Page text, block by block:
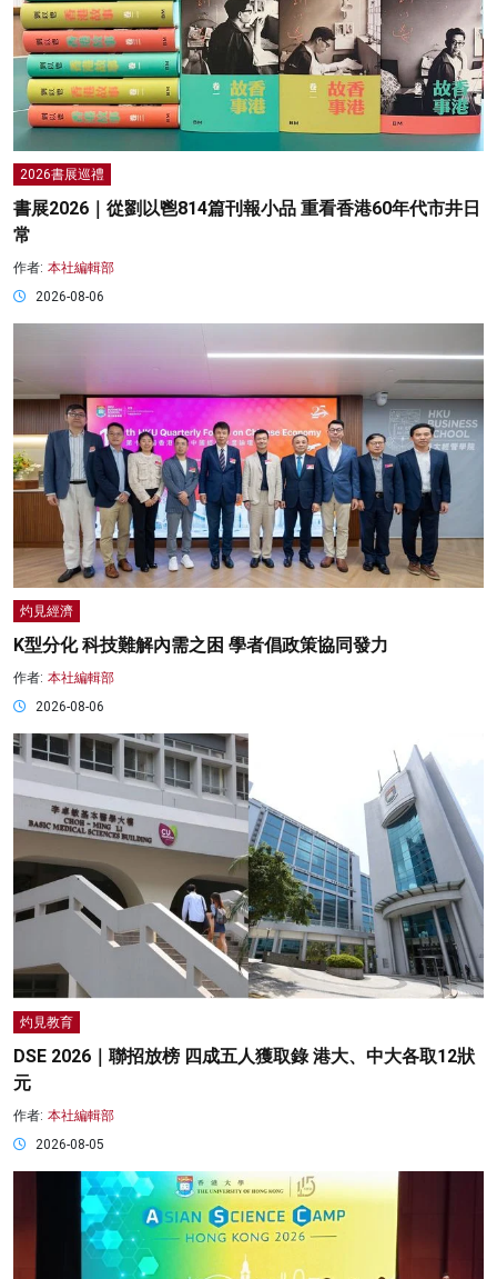
2026書展巡禮
書展2026｜從劉以鬯814篇刊報小品 重看香港60年代市井日
常
作者: 本社編輯部
2026-08-06
灼見經濟
K型分化 科技難解內需之困 學者倡政策協同發力
作者: 本社編輯部
2026-08-06
灼見教育
DSE 2026｜聯招放榜 四成五人獲取錄 港大、中大各取12狀
元
作者: 本社編輯部
2026-08-05